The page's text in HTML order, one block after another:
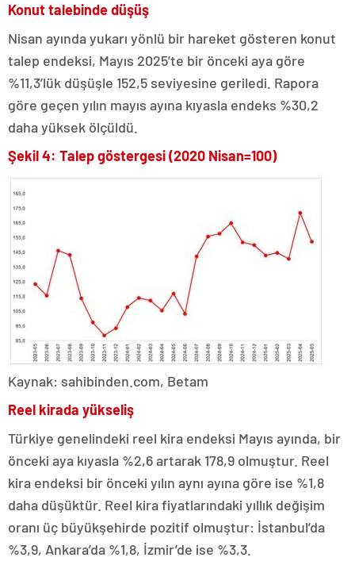
Konut talebinde düşüş
Nisan ayında yukarı yönlü bir hareket gösteren konut
talep endeksi, Mayıs 2025’te bir önceki aya göre
%11,3’lük düşüşle 152,5 seviyesine geriledi. Rapora
göre geçen yılın mayıs ayına kıyasla endeks %30,2
daha yüksek ölçüldü.
Şekil 4: Talep göstergesi (2020 Nisan=100)
Kaynak: sahibinden.com, Betam
Reel kirada yükseliş
Türkiye genelindeki reel kira endeksi Mayıs ayında, bir
önceki aya kıyasla %2,6 artarak 178,9 olmuştur. Reel
kira endeksi bir önceki yılın aynı ayına göre ise %1,8
daha düşüktür. Reel kira fiyatlarındaki yıllık değişim
oranı üç büyükşehirde pozitif olmuştur: İstanbul’da
%3,9, Ankara’da %1,8, İzmir’de ise %3,3.